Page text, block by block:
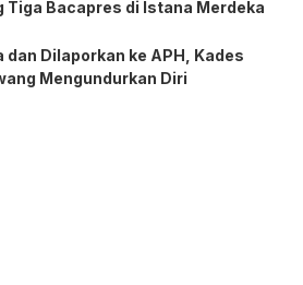
Tiga Bacapres di Istana Merdeka
dan Dilaporkan ke APH, Kades
Mengundurkan Diri